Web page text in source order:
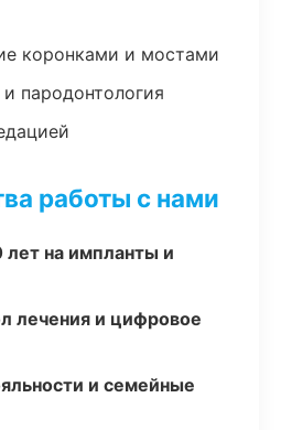
коронками и мостами
пародонтология
работы с нами
лет на импланты и
лечения и цифровое
и семейные